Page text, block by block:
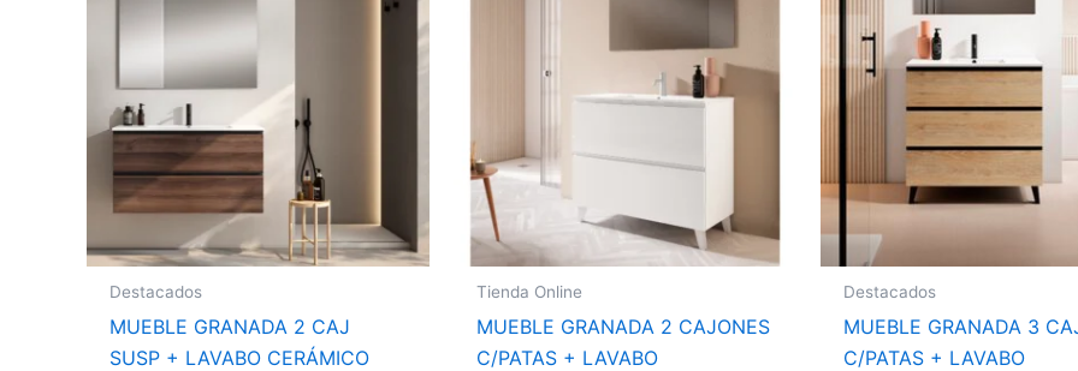
Destacados
MUEBLE GRANADA 2 CAJ
SUSP + LAVABO CERÁMICO
múltiples
elegir
en
Tienda Online
MUEBLE GRANADA 2 CAJONES
C/PATAS + LAVABO
variantes.
elegir
Destacados
MUEBLE GRANADA 3
C/PATAS + LAVABO